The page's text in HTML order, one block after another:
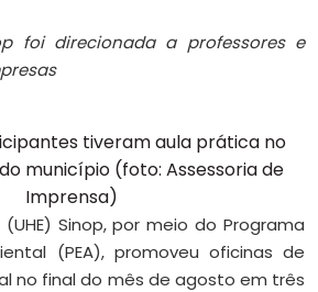
foi direcionada a professores e
tiveram aula prática no
município (foto: Assessoria de
Imprensa)
Sinop, por meio do Programa
(PEA), promoveu oficinas de
no final do mês de agosto em três